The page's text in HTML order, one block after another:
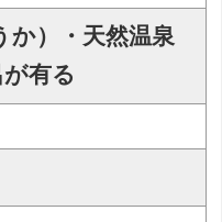
か）・天然温泉
有る